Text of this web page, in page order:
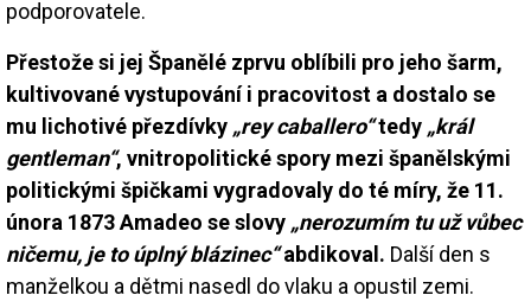
podporovatele.
Přestože si jej Španělé zprvu oblíbili pro jeho šarm,
kultivované vystupování i pracovitost a dostalo se
mu lichotivé přezdívky „rey caballero“tedy „král
gentleman“, vnitropolitické spory mezi španělskými
politickými špičkami vygradovaly do té míry, že 11.
února 1873 Amadeo se slovy „nerozumím tu už vůbec
ničemu, je to úplný blázinec“abdikoval. Další den s
manželkou a dětmi nasedl do vlaku a opustil zemi.